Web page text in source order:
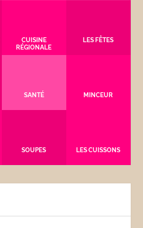
CUISINE
RÉGIONALE
LES FÊTES
SANTÉ MINCEUR
SOUPES LES CUISSONS